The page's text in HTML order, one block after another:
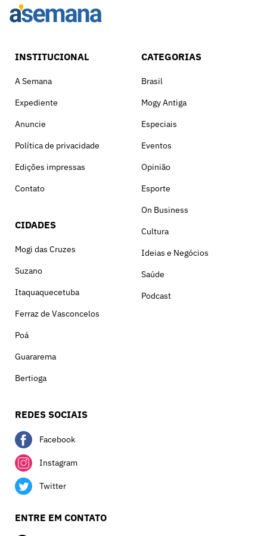
INSTITUCIONAL
A Semana
Expediente
Anuncie
Política de privacidade
Edições impressas
Contato
CIDADES
Mogi das Cruzes
Suzano
Itaquaquecetuba
Ferraz de Vasconcelos
Poá
Guararema
Bertioga
CATEGORIAS
Brasil
Mogy Antiga
Especiais
Eventos
Opinião
Esporte
On Business
Cultura
Ideias e Negócios
Saúde
Podcast
REDES SOCIAIS
Facebook
Instagram
Twitter
ENTRE EM CONTATO